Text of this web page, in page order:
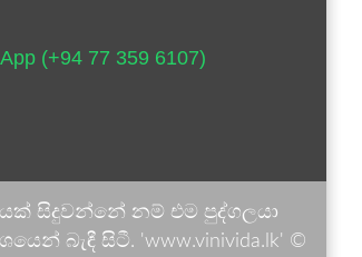
(+94 77 359 6107)
සිදුවන්නේ නම් එම පුද්ගලයා
බැඳී සිටී. 'www.vinivida.lk' ©